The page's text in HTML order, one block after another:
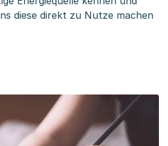
diese direkt zu Nutze machen
Solarenergie